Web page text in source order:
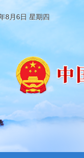
8月6日 星期四